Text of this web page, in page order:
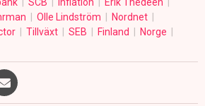
Olle Lindström
Nordnet
Tillväxt SEB Finland
Norge